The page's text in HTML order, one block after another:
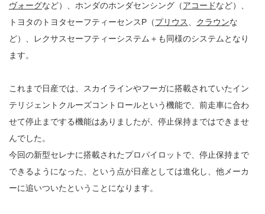
ヴォーグなど）、ホンダのホンダセンシング（アコードなど）、
トヨタのトヨタセーフティーセンスP（プリウス クラウンな
ど）、レクサスセーフティーシステム＋も同様のシステムとなり
ます。
これまで日産では、スカイラインやフーガに搭載されていたイン
テリジェントクルーズコントロールという機能で、前走車に合わ
せて停止までする機能はありましたが、停止保持まではできませ
んでした。
今回の新型セレナに搭載されたプロパイロットで、停止保持まで
できるようになった、という点が日産としては進化し、他メーカ
ーに追いついたということになります。